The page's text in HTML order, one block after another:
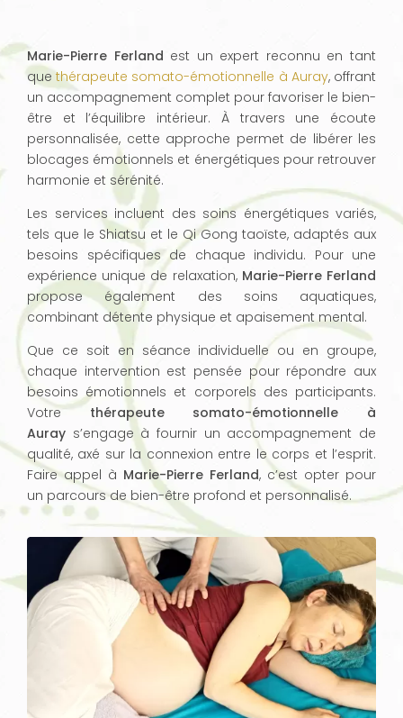
Marie-Pierre Ferland est un expert reconnu en tant
quethérapeute somato-émotionnelle à Auray, offrant
un accompagnement complet pour favoriser le bien-
être et l’équilibre intérieur. À travers une écoute
personnalisée, cette approche permet de libérer les
blocages émotionnels et énergétiques pour retrouver
harmonie et sérénité.
Les services incluent des soins énergétiques variés,
tels que le Shiatsu et le Qi Gong taoïste, adaptés aux
besoins spécifiques de chaque individu. Pour une
expérience unique de relaxation, Marie-Pierre Ferland
propose également des soins aquatiques,
combinant détente physique et apaisement mental.
Que ce soit en séance individuelle ou en groupe,
chaque intervention est pensée pour répondre aux
besoins émotionnels et corporels des participants.
Votre thérapeute somato-émotionnelle à
Auray s’engage à fournir un accompagnement de
qualité, axé sur la connexion entre le corps et l’esprit.
Faire appel à Marie-Pierre Ferland, c’est opter pour
un parcours de bien-être profond et personnalisé.